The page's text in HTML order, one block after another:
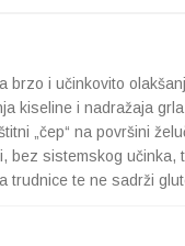
brzo i učinkovito
kiseline i nadražaja
„čep“ na površini
bez sistemskog učinka,
trudnice te ne sadrži